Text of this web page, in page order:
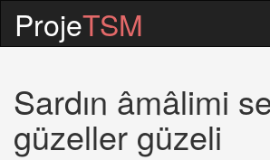
ProjeTSM
Sardın âmâlimi
güzeller güzeli